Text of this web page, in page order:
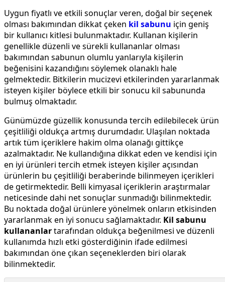
Uygun fiyatlı ve etkili sonuçlar veren, doğal bir seçenek
olması bakımından dikkat çeken kil sabunu için geniş
bir kullanıcı kitlesi bulunmaktadır. Kullanan kişilerin
genellikle düzenli ve sürekli kullananlar olması
bakımından sabunun olumlu yanlarıyla kişilerin
beğenisini kazandığını söylemek olanaklı hale
gelmektedir. Bitkilerin mucizevi etkilerinden yararlanmak
isteyen kişiler böylece etkili bir sonucu kil sabununda
bulmuş olmaktadır.
Günümüzde güzellik konusunda tercih edilebilecek ürün
çeşitliliği oldukça artmış durumdadır. Ulaşılan noktada
artık tüm içeriklere hakim olma olanağı gittikçe
azalmaktadır. Ne kullandığına dikkat eden ve kendisi için
en iyi ürünleri tercih etmek isteyen kişiler açısından
ürünlerin bu çeşitliliği beraberinde bilinmeyen içerikleri
de getirmektedir. Belli kimyasal içeriklerin araştırmalar
neticesinde dahi net sonuçlar sunmadığı bilinmektedir.
Bu noktada doğal ürünlere yönelmek onların etkisinden
yararlanmak en iyi sonucu sağlamaktadır. Kil sabunu
kullananlartarafından oldukça beğenilmesi ve düzenli
kullanımda hızlı etki gösterdiğinin ifade edilmesi
bakımından öne çıkan seçeneklerden biri olarak
bilinmektedir.